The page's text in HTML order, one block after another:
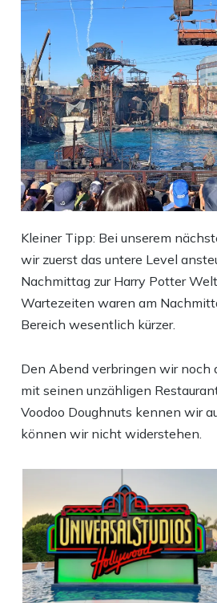
Kleiner Tipp: Bei unserem
wir zuerst das untere Level
Nachmittag zur Harry Potter
Wartezeiten waren am
Bereich wesentlich kürzer.
Den Abend verbringen wir noch
mit seinen unzähligen
Voodoo Doughnuts kennen wir
können wir nicht widerstehen.